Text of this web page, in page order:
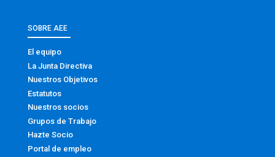
SOBRE AEE
El equipo
La Junta Directiva
Nuestros Objetivos
Estatutos
Nuestros socios
Grupos de Trabajo
Hazte Socio
Portal de empleo